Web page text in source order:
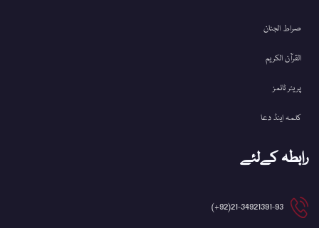
صراط الجنان
القرآن الکریم
پریئر ٹائمز
کلمہ اینڈ دعا
رابطہ کےلئے
21-34921391-93(92+)